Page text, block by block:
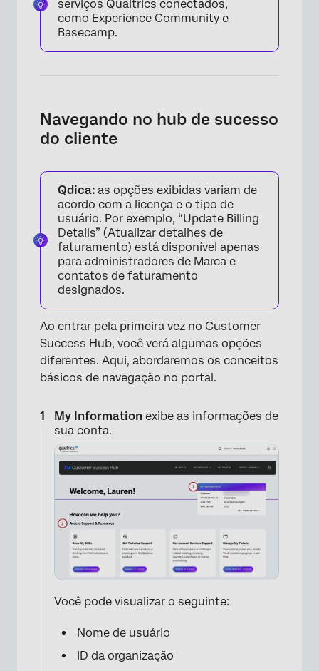
×
serviços Qualtrics conectados,
como Experience Community e
Basecamp.
Navegando no hub de sucesso
do cliente
Qdica: as opções exibidas variam de
acordo com a licença e o tipo de
usuário. Por exemplo, “Update Billing
Details” (Atualizar detalhes de
faturamento) está disponível apenas
para administradores de Marca e
contatos de faturamento
designados.
Ao entrar pela primeira vez no Customer
Success Hub, você verá algumas opções
diferentes. Aqui, abordaremos os conceitos
básicos de navegação no portal.
My Information exibe as informações de
sua conta.
Você pode visualizar o seguinte:
Nome de usuário
ID da organização